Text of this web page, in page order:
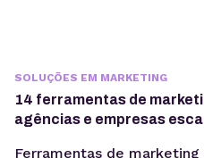
SOLUÇÕES EM MARKETING
14 ferramentas de
agências e empresas
Ferramentas de marketing